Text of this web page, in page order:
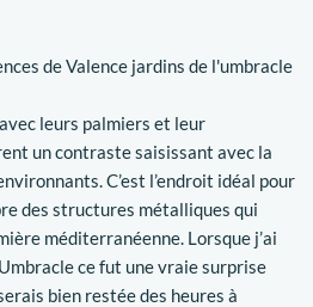
leurs palmiers et leur
un contraste saisissant avec la
C’est l’endroit idéal pour
des structures métalliques qui
méditerranéenne. Lorsque j’ai
ce fut une vraie surprise
bien restée des heures à